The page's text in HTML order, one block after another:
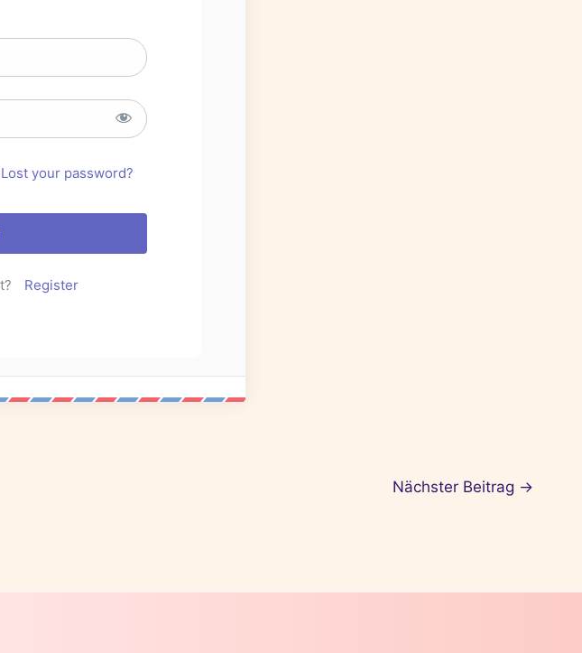
Lost your password?
Register
Nächster Beitrag →